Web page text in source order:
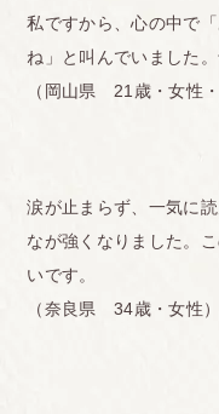
私ですから、心の中で
ね」と叫んでいました
（岡山県 21歳・女性・
涙が止まらず、一気に
なが強くなりました。
いです。
（奈良県 34歳・女性）